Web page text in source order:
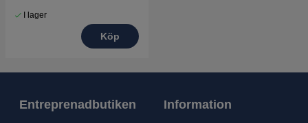
I lager
Köp
Entreprenadbutiken Information